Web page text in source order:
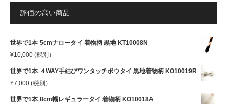
評価の高い商品
世界で1本 5cmナロータイ 着物柄 黒地 KT10008N
¥10,000 (税別）
世界で1本 ４WAY手結びワンタッチボウタイ 黒地着物柄 KO10019R
¥7,000 (税別）
世界で1本 8cm幅レギュラータイ 着物柄 KO10018A